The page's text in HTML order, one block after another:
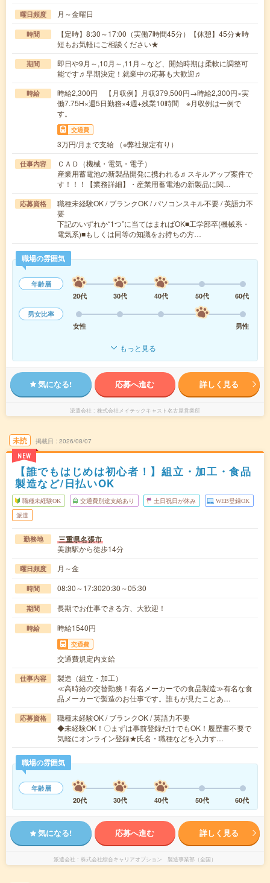
曜日頻度 月～金曜日
時間
【定時】8:30～17:00（実働7時間45分）【休憩】45分★時
短もお気軽にご相談ください★
期間
即日や9月～,10月～,11月～など、開始時期は柔軟に調整可
能です♬早期決定！就業中の応募も大歓迎♬
時給
時給2,300円 【月収例】月収379,500円→時給2,300円×実
働7.75H×週5日勤務×4週+残業10時間 ※月収例は一例で
す。
交通費
3万円/月まで支給 （※弊社規定有り）
仕事内容
ＣＡＤ（機械・電気・電子）
産業用蓄電池の新製品開発に携われる♬スキルアップ案件で
す！！！【業務詳細】・産業用蓄電池の新製品に関…
応募資格
職種未経験OK / ブランクOK / パソコンスキル不要 / 英語力不
要
下記のいずれか“1つ”に当てはまればOK■工学部卒(機械系・
電気系)■もしくは同等の知識をお持ちの方…
職場の雰囲気
年齢層
20代
30代 40代 50代
60代
男女比率
女性
男性
もっと見る
気になる! 応募へ進む 詳しく見る
派遣会社 株式会社メイテックキャスト名古屋営業所
未読
NEW
掲載日 2026/08/07
【誰でもはじめは初心者！】組立・加工・食品
製造など/日払いOK
職種未経験OK 交通費別途支給あり 土日祝日が休み WEB登録OK
派遣
勤務地 三重県名張市
美旗駅から徒歩14分
曜日頻度 月～金
時間 08:30～17:3020:30～05:30
期間 長期でお仕事できる方、大歓迎！
時給 時給1540円
交通費
交通費規定内支給
仕事内容
製造（組立・加工）
≪高時給の交替勤務！有名メーカーでの食品製造≫有名な食
品メーカーで製造のお仕事です。誰もが見たことあ…
応募資格
職種未経験OK / ブランクOK / 英語力不要
◆未経験OK！〇まずは事前登録だけでもOK！履歴書不要で
気軽にオンライン登録★氏名・職種などを入力す…
職場の雰囲気
年齢層
20代
30代 40代 50代 60代
気になる! 応募へ進む 詳しく見る
派遣会社 株式会社綜合キャリアオプション 製造事業部（全国）